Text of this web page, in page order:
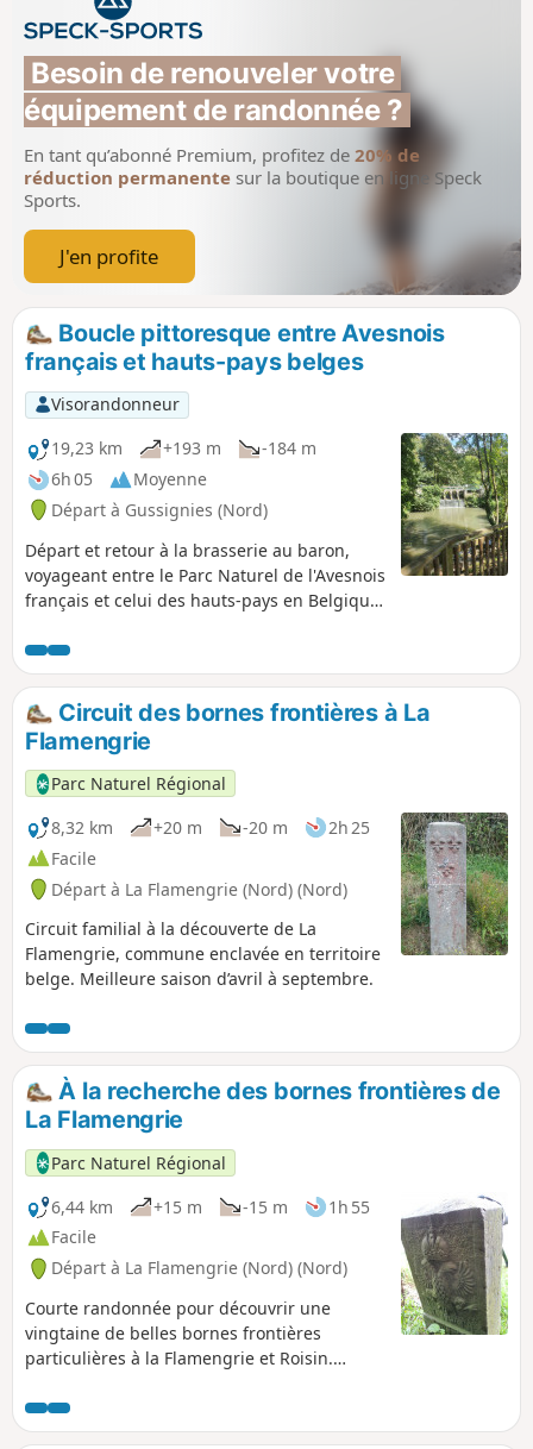
Besoin de renouveler votre
équipement de randonnée ?
En tant qu’abonné Premium, profitez de 20% de
réduction permanente sur la boutique en ligne Speck
Sports.
J'en profite
Boucle pittoresque entre Avesnois
français et hauts-pays belges
Visorandonneur
19,23 km
+193 m
-184 m
6h 05
Moyenne
Départ à Gussignies (Nord)
Départ et retour à la brasserie au baron,
voyageant entre le Parc Naturel de l'Avesnois
français et celui des hauts-pays en Belgique,
plus pittoresques à travers ruelles dérobées,
sentiers tortueux, cœurs de villages
remarquables, chemins au milieu du bocage
et anciennes lignes de chemin de fer.
Circuit des bornes frontières à La
Flamengrie
Parc Naturel Régional
8,32 km
+20 m -20 m
2h 25
Facile
Départ à La Flamengrie (Nord) (Nord)
Circuit familial à la découverte de La
Flamengrie, commune enclavée en territoire
belge. Meilleure saison d’avril à septembre.
À la recherche des bornes frontières de
La Flamengrie
Parc Naturel Régional
6,44 km
+15 m -15 m
1h 55
Facile
Départ à La Flamengrie (Nord) (Nord)
Courte randonnée pour découvrir une
vingtaine de belles bornes frontières
particulières à la Flamengrie et Roisin.
autour de La Flamengrie en 1781, à la suite
d'une modification de la frontière.